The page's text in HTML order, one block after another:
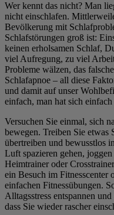
Wer kennt das nicht? Man
nicht einschlafen.
Bevölkerung mit
Schlafstörungen groß ist:
keinen erholsamen Schlaf,
viel Aufregung, zu viel
Probleme wälzen, das
Schlafapnoe – all diese
und damit auf unser
einfach, man hat sich
Versuchen Sie einmal, sich
bewegen. Treiben Sie etwas
übertreiben und bewusstlos
Luft spazieren gehen,
Heimtrainer oder
ein Besuch im Fitnesscenter
einfachen Fitnessübungen.
Alltagsstress entspannen
dass Sie wieder rascher